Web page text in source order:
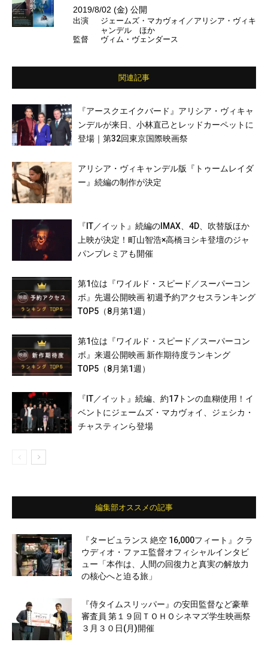
2019/8/02 (金) 公開
出演
ジェームズ・マカヴォイ／アリシア・ヴィキ
ャンデル ほか
監督
ヴィム・ヴェンダース
関連記事
『アースクエイクバード』アリシア・ヴィキャ
ンデルが来日、小林直己とレッドカーペットに
登場｜第32回東京国際映画祭
アリシア・ヴィキャンデル版『トゥームレイダ
ー』続編の制作が決定
『IT／イット』続編のIMAX、4D、吹替版ほか
上映が決定！町山智浩×高橋ヨシキ登壇のジャ
パンプレミアも開催
第1位は『ワイルド・スピード／スーパーコン
ボ』先週公開映画 初週予約アクセスランキング
TOP5（8月第1週）
第1位は『ワイルド・スピード／スーパーコン
ボ』来週公開映画 新作期待度ランキング
TOP5（8月第1週）
『IT／イット』続編、約17トンの血糊使用！イ
ベントにジェームズ・マカヴォイ、ジェシカ・
チャスティンら登場
編集部オススメの記事
『タービュランス 絶空 16,000フィート』クラ
ウディオ・ファエ監督オフィシャルインタビ
ュー「本作は、人間の回復力と真実の解放力
の核心へと迫る旅」
『侍タイムスリッパー』の安田監督など豪華
審査員 第１９回ＴＯＨＯシネマズ学生映画祭
３月３０日(月)開催